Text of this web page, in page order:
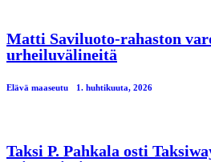
Matti Saviluoto-rahaston
urheiluvälineitä
Elävä maaseutu 1. huhtikuuta, 2026
Taksi P. Pahkala osti